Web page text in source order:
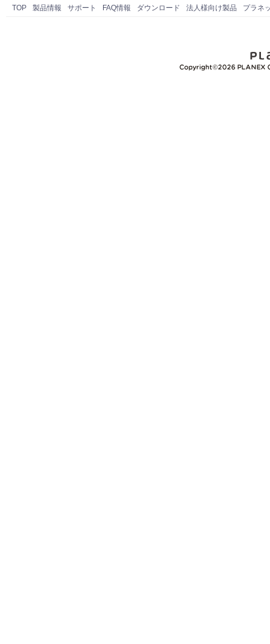
TOP 製品情報 サポート FAQ情報 ダウンロード 法人様向け製品 プラネ